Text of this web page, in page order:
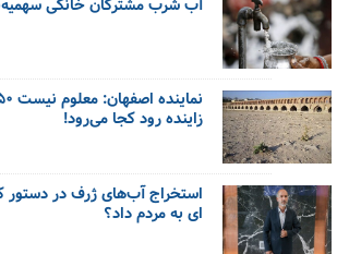
آب شرب مشترکان خانگی
زاینده رود کجا می‌رود!
استخراج آب‌های ژرف در دستور
ای به مردم داد؟